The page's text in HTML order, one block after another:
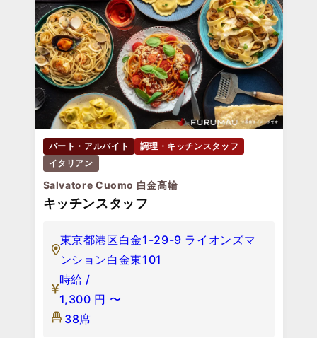
パート・アルバイト
調理・キッチンスタッフ
イタリアン
Salvatore Cuomo 白金高輪
キッチンスタッフ
東京都港区白金1-29-9 ライオンズマ
ンション白金東101
時給 /
1,300 円 〜
38席